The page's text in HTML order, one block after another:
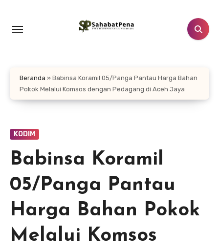
konten
Beranda » Babinsa Koramil 05/Panga Pantau Harga Bahan
Pokok Melalui Komsos dengan Pedagang di Aceh Jaya
KODIM
Babinsa Koramil
05/Panga Pantau
Harga Bahan Pokok
Melalui Komsos